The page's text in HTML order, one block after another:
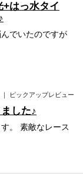
はっ水タイ
でいたのですが
｜ ピックアップレビュー
した♪
。 素敵なレース